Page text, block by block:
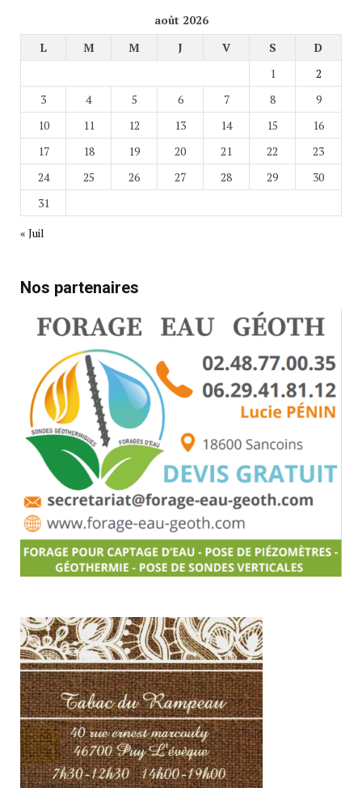
août 2026
L
M M J V S
D
1
2
3
4 5 6 7 8
9
10
11 12 13 14 15
16
17
18 19 20 21 22
23
24
25 26 27 28 29
30
31
« Juil
Nos partenaires